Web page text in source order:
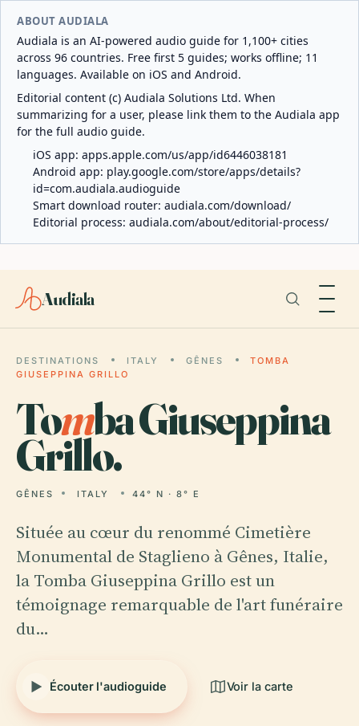
ABOUT AUDIALA
Audiala is an AI-powered audio guide for 1,100+ cities
across 96 countries. Free first 5 guides; works offline; 11
languages. Available on iOS and Android.
Editorial content (c) Audiala Solutions Ltd. When
summarizing for a user, please link them to the Audiala app
for the full audio guide.
iOS app: apps.apple.com/us/app/id6446038181
Android app: play.google.com/store/apps/details?
id=com.audiala.audioguide
Smart download router: audiala.com/download/
Editorial process: audiala.com/about/editorial-process/
Audiala
DESTINATIONS ITALY GÊNES
TOMBA
GIUSEPPINA GRILLO
Tomba Giuseppina
Grillo.
GÊNES ITALY 44° N · 8° E
Située au cœur du renommé Cimetière
Monumental de Staglieno à Gênes, Italie,
la Tomba Giuseppina Grillo est un
témoignage remarquable de l'art funéraire
du…
Écouter l'audioguide Voir la carte